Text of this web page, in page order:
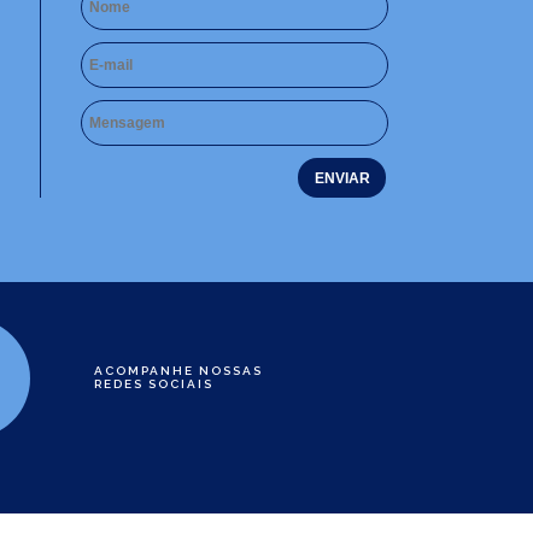
ACOMPANHE NOSSAS
REDES SOCIAIS